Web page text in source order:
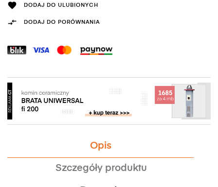
Opis
Szczegóły produktu
 DODAJ DO ULUBIONYCH
 DODAJ DO PORÓWNANIA